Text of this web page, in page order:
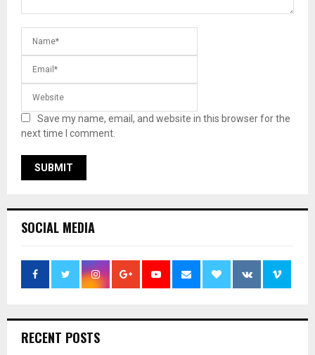
Save my name, email, and website in this browser for the
next time I comment.
SOCIAL MEDIA
RECENT POSTS